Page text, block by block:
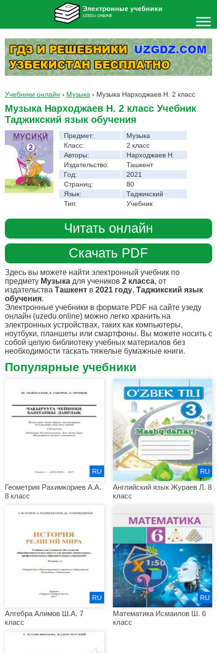
Учебники онлайн › Музыка › Музыка Нарходжаев Н. 2 класс
Музыка Нарходжаев Н. 2 класс Учебник
Таджикский язык обучения
Предмет:
Музыка
Класс:
2 класс
Авторы:
Нарходжаев Н.
Издательство:
Ташкент
Год:
2021
Страниц:
80
Язык:
Таджикский
Тип:
Учебник
Читать онлайн
Скачать PDF
Здесь вы можете найти электронный учебник по
предмету Музыка для учеников 2 класса, от
издательства Ташкент в 2021 году, Таджикский язык
обучения.
Электронные учебники в формате PDF на сайте узеду
онлайн (uzedu.online) можно легко хранить на
электронных устройствах, таких как компьютеры,
ноутбуки, планшеты или смартфоны. Вы можете носить с
собой целую библиотеку учебных материалов без
необходимости таскать тяжелые бумажные книги.
Популярные учебники
Геометрия Рахимкориев А.А.
8 класс
RU
Английский язык Жураев Л. 8
класс
RU
Алгебра Алимов Ш.А. 7
класс
RU
Математика Исмаилов Ш. 6
класс
RU